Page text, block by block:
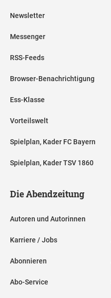
Newsletter
Messenger
RSS-Feeds
Browser-Benachrichtigung
Ess-Klasse
Vorteilswelt
Spielplan, Kader FC Bayern
Spielplan, Kader TSV 1860
Die Abendzeitung
Autoren und Autorinnen
Karriere / Jobs
Abonnieren
Abo-Service